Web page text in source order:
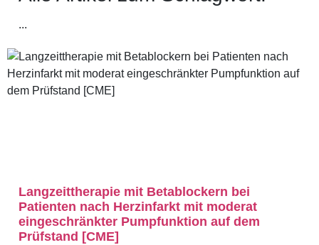
...
Langzeittherapie mit Betablockern bei
Patienten nach Herzinfarkt mit moderat
eingeschränkter Pumpfunktion auf dem
Prüfstand [CME]